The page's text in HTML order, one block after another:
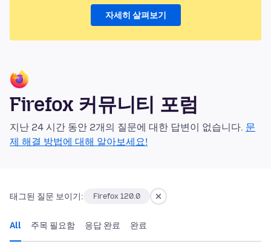
자세히 살펴보기
Firefox 커뮤니티 포럼
지난 24 시간 동안 2개의 질문에 대한 답변이 없습니다. 문
제 해결 방법에 대해 알아보세요!
태그된 질문 보이기: Firefox 120.0
All 주목 필요함 응답 완료 완료